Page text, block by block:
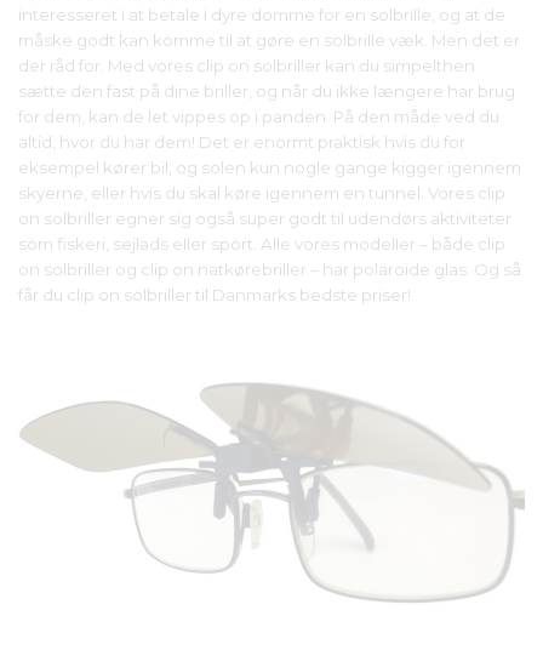
interesseret i at betale i dyre domme for en solbrille, og at de
måske godt kan komme til at gøre en solbrille væk. Men det er
der råd for. Med vores clip on solbriller kan du simpelthen
sætte den fast på dine briller, og når du ikke længere har brug
for dem, kan de let vippes op i panden. På den måde ved du
altid, hvor du har dem! Det er enormt praktisk hvis du for
eksempel kører bil, og solen kun nogle gange kigger igennem
skyerne, eller hvis du skal køre igennem en tunnel. Vores clip
on solbriller egner sig også super godt til udendørs aktiviteter
som fiskeri, sejlads eller sport. Alle vores modeller – både clip
on solbriller og clip on natkørebriller – har polaroide glas. Og så
får du clip on solbriller til Danmarks bedste priser!